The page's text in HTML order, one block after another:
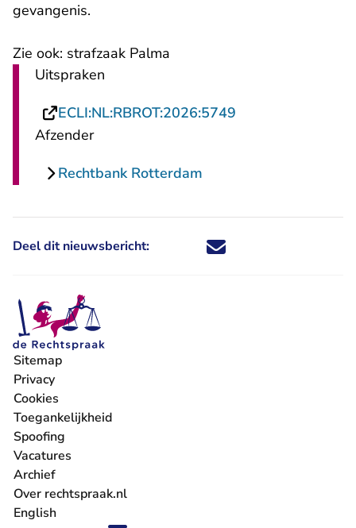
gevangenis.
Zie ook: strafzaak Palma
Uitspraken
ECLI:NL:RBROT:2026:5749
Afzender
Rechtbank Rotterdam
Deel dit nieuwsbericht: Deel dit nieuwsbericht via X -
Deel dit nieuwsbericht via
Deel dit nieuwsbericht
Deel dit
Sitemap
Privacy
Cookies
Toegankelijkheid
Spoofing
Vacatures
- U verlaat Rechtspraak.nl
Archief
Over rechtspraak.nl
English